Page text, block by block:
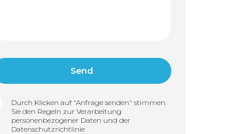
Durch Klicken auf "Anfrage senden" stimmen
Sie den Regeln zur Verarbeitung
personenbezogener Daten und der
Datenschutzrichtlinie